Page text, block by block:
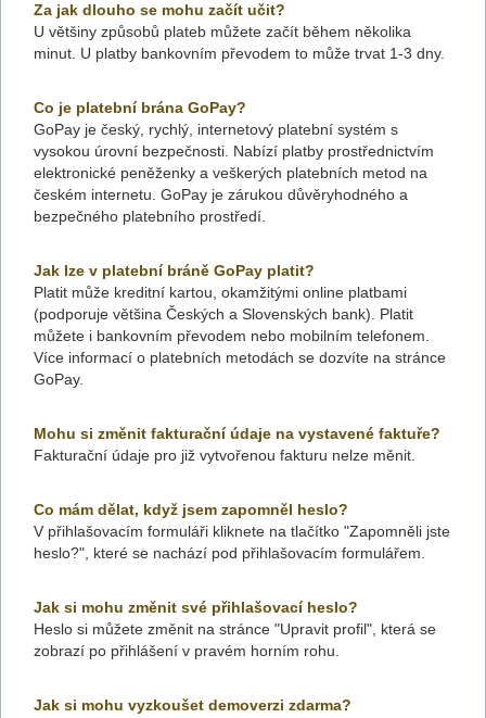
Za jak dlouho se mohu začít učit?
U většiny způsobů plateb můžete začít během několika
minut. U platby bankovním převodem to může trvat 1-3 dny.
Co je platební brána GoPay?
GoPay je český, rychlý, internetový platební systém s
vysokou úrovní bezpečnosti. Nabízí platby prostřednictvím
elektronické peněženky a veškerých platebních metod na
českém internetu. GoPay je zárukou důvěryhodného a
bezpečného platebního prostředí.
Jak lze v platební bráně GoPay platit?
Platit může kreditní kartou, okamžitými online platbami
(podporuje většina Českých a Slovenských bank). Platit
můžete i bankovním převodem nebo mobilním telefonem.
Více informací o platebních metodách se dozvíte na stránce
GoPay.
Mohu si změnit fakturační údaje na vystavené faktuře?
Fakturační údaje pro již vytvořenou fakturu nelze měnit.
Co mám dělat, když jsem zapomněl heslo?
V přihlašovacím formuláři kliknete na tlačítko "Zapomněli jste
heslo?", které se nachází pod přihlašovacím formulářem.
Jak si mohu změnit své přihlašovací heslo?
Heslo si můžete změnit na stránce "Upravit profil", která se
zobrazí po přihlášení v pravém horním rohu.
Jak si mohu vyzkoušet demoverzi zdarma?